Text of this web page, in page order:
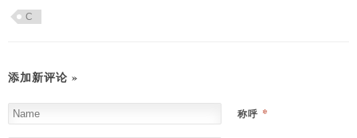
C
添加新评论 »
称呼 *